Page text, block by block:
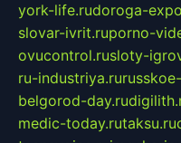
york-life.rudoroga-
slovar-ivrit.ruporno-
ovucontrol.rusloty-
ru-industriya.ru
belgorod-day.ru
medic-today.rutaksu.ru